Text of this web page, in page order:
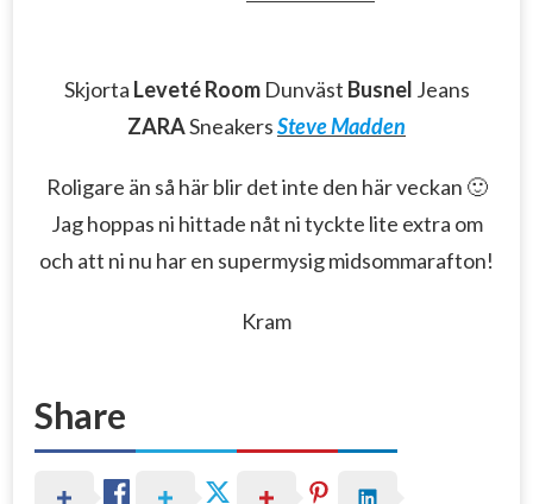
Skjorta Leveté RoomDunväst Busnel Jeans
ZARASneakersSteve Madden
Roligare än så här blir det inte den här veckan 🙂
Jag hoppas ni hittade nåt ni tyckte lite extra om
och att ni nu har en supermysig midsommarafton!
Kram
Share